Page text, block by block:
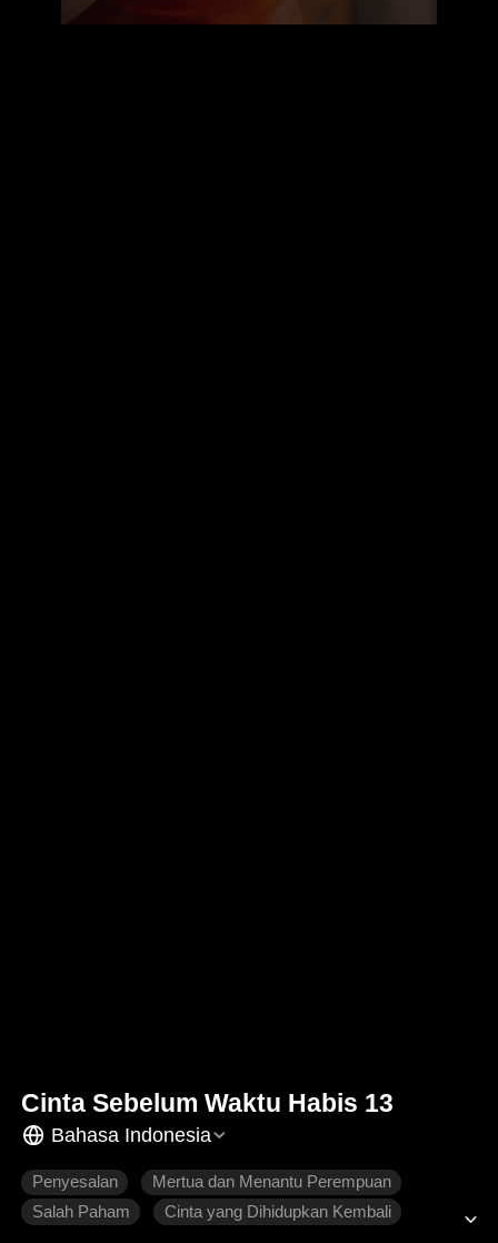
Cinta Sebelum Waktu Habis 13
Bahasa Indonesia
Penyesalan
Mertua dan Menantu Perempuan
Salah Paham
Cinta yang Dihidupkan Kembali